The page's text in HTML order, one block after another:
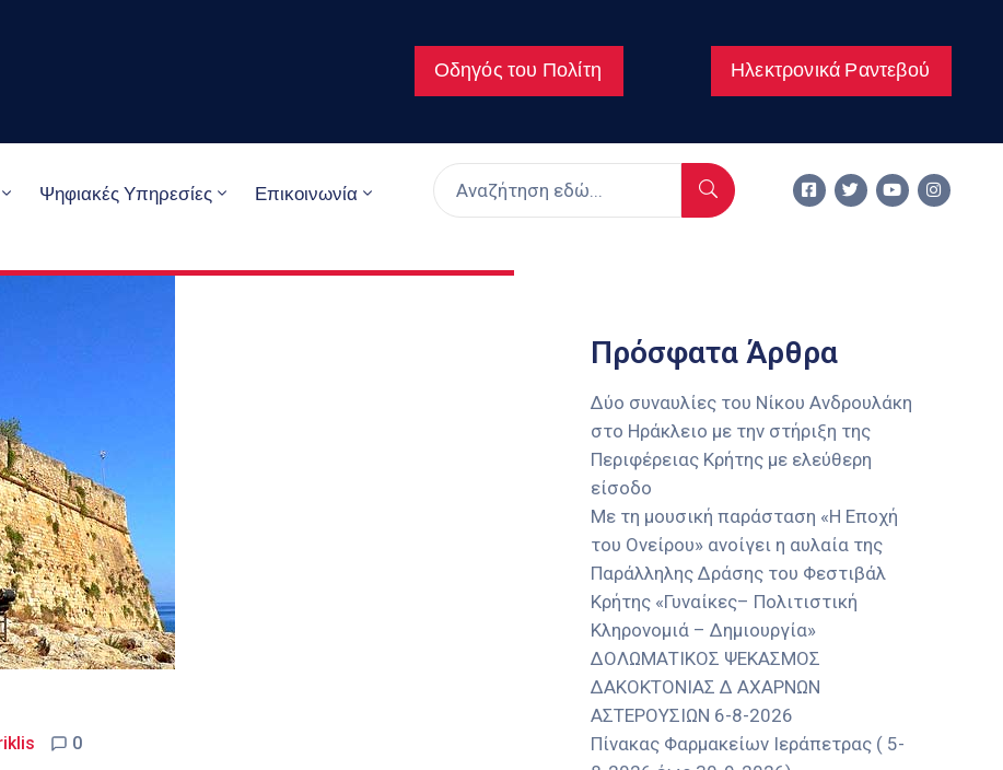
Οδηγός του Πολίτη Ηλεκτρονικά Ραντεβού
Ψηφιακές Υπηρεσίες Επικοινωνία
0
Πρόσφατα Άρθρα
Δύο συναυλίες του Νίκου Ανδρουλάκη
στο Ηράκλειο με την στήριξη της
Περιφέρειας Κρήτης με ελεύθερη
είσοδο
Με τη μουσική παράσταση «Η Εποχή
του Ονείρου» ανοίγει η αυλαία της
Παράλληλης Δράσης του Φεστιβάλ
Κρήτης «Γυναίκες– Πολιτιστική
Κληρονομιά – Δημιουργία»
ΔΟΛΩΜΑΤΙΚΟΣ ΨΕΚΑΣΜΟΣ
ΔΑΚΟΚΤΟΝΙΑΣ Δ ΑΧΑΡΝΩΝ
ΑΣΤΕΡΟΥΣΙΩΝ 6-8-2026
Πίνακας Φαρμακείων Ιεράπετρας ( 5-